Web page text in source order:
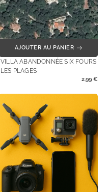
AJOUTER AU PANIER
VILLA ABANDONNÉE SIX FOURS
LES PLAGES
2,99 €